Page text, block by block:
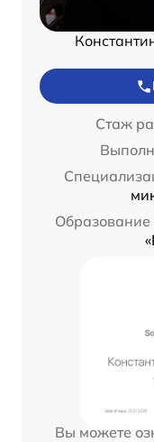
Стаж
Образование
Вы можете